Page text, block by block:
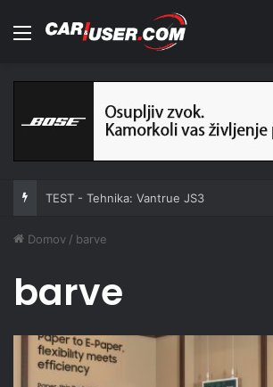
Meni
TEST - Tehnika: Vantrue JS3
Domov / barve
barve